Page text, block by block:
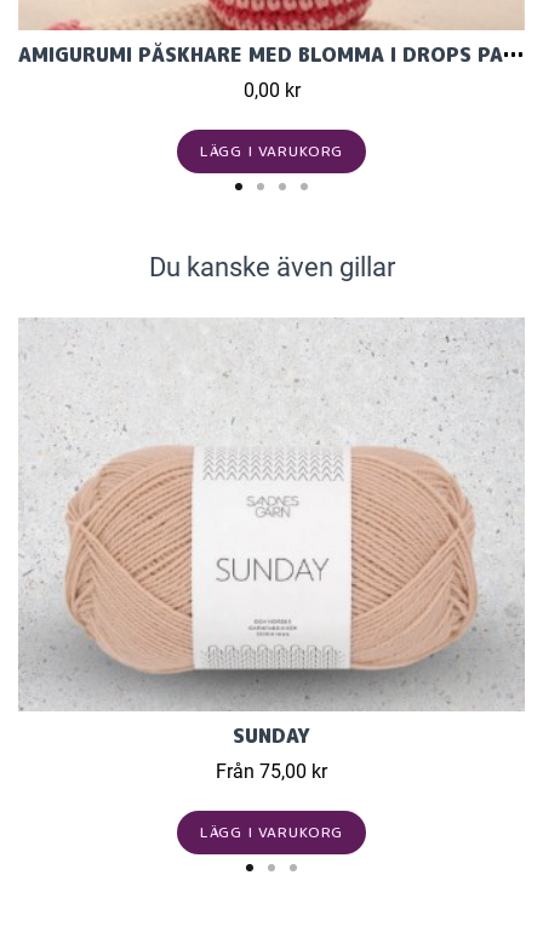
AMIGURUMI PÅSKHARE MED BLOMMA I DROPS PARIS.
0,00 kr
LÄGG I VARUKORG
Du kanske även gillar
SUNDAY
Från 75,00 kr
LÄGG I VARUKORG